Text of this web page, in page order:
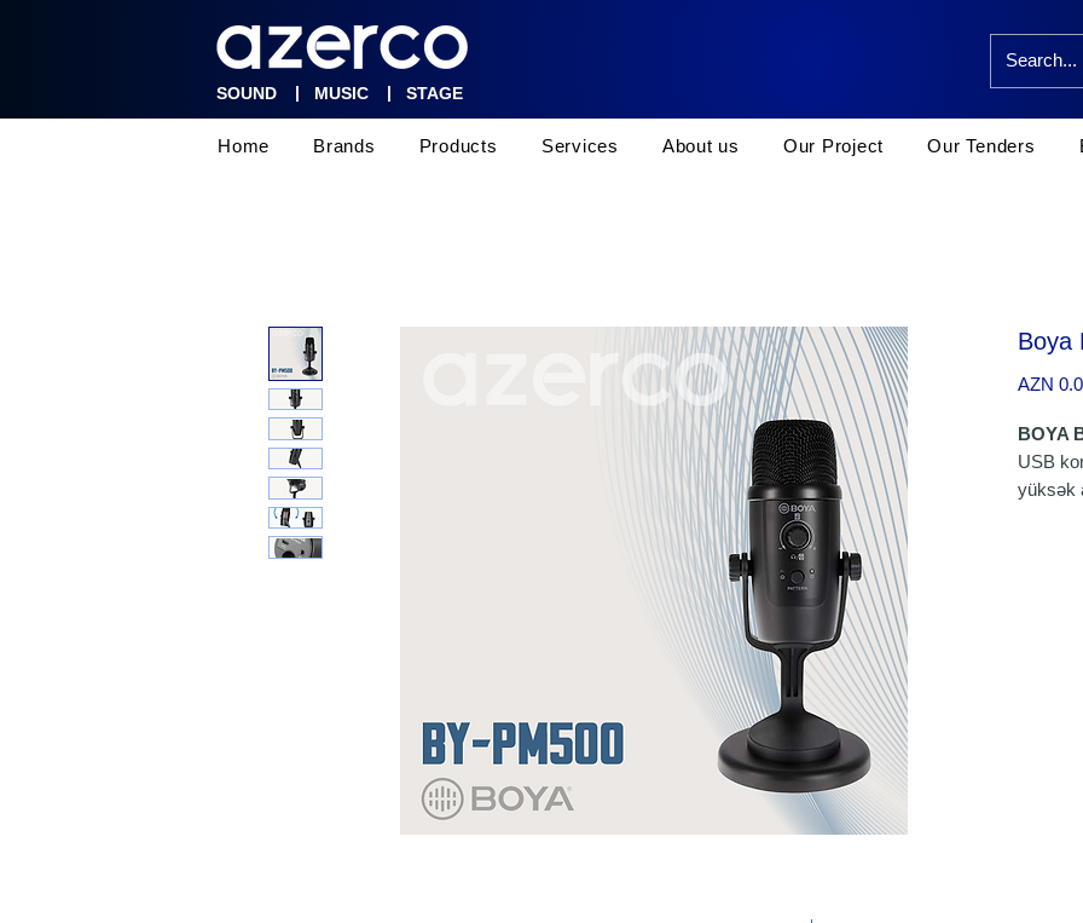
SOUND | MUSIC | STAGE
Home Brands Products Services About us Our Project Our Tenders
Boya
AZN
BOYA
USB
yüksək